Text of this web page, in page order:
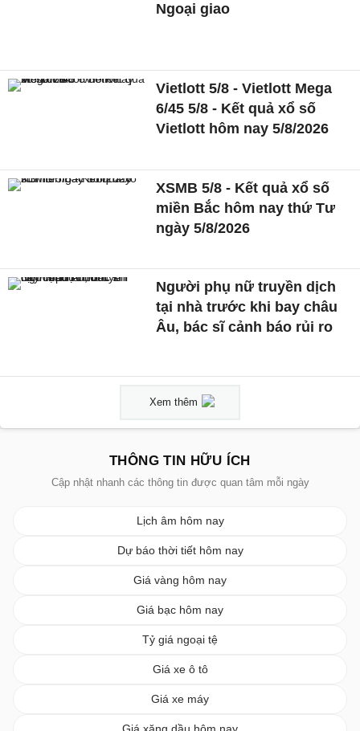
Ngoại giao
Vietlott 5/8 - Vietlott Mega
6/45 5/8 - Kết quả xổ số
Vietlott hôm nay 5/8/2026
XSMB 5/8 - Kết quả xổ số
miền Bắc hôm nay thứ Tư
ngày 5/8/2026
Người phụ nữ truyền dịch
tại nhà trước khi bay châu
Âu, bác sĩ cảnh báo rủi ro
Xem thêm
THÔNG TIN HỮU ÍCH
Cập nhật nhanh các thông tin được quan tâm mỗi ngày
Lịch âm hôm nay
Dự báo thời tiết hôm nay
Giá vàng hôm nay
Giá bạc hôm nay
Tỷ giá ngoại tệ
Giá xe ô tô
Giá xe máy